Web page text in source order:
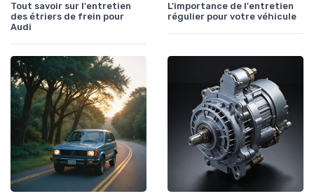
Tout savoir sur l'entretien
des étriers de frein pour
Audi
L'importance de l'entretien
régulier pour votre véhicule